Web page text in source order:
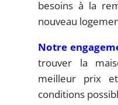
besoins à la
nouveau
Notre
trouver la
meilleur prix
conditions